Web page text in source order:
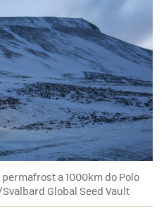
a 1000km do Polo
Global Seed Vault